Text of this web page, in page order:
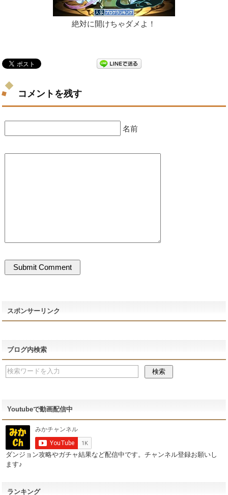
絶対に開けちゃダメよ！
コメントを残す
名前
スポンサーリンク
ブログ内検索
Youtubeで動画配信中
ダンジョン攻略やガチャ結果など配信中です。チャンネル登録お願いし
ます♪
ランキング